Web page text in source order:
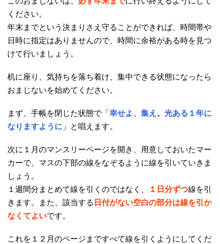
ください。
年末までという決まりさえ守ることができれば、時間帯や
日時に指定はありませんので、時間に余裕がある時を見つ
けて行いましょう。
机に座り、気持ちを落ち着け、集中できる状態になったら
おまじないを始めてください。
まず、手帳を閉じた状態で「 幸せよ、集え。光ある１年に
なりますように 」と唱えます。
次に１月のマンスリーページを開き、用意しておいたマー
カーで、マスの下部の線をなぞるように線を引いていきま
しょう。
１週間分まとめて線を引くのではなく、
１日分ずつ線を引
きます。また、該当する 日付がない空白の部分は線を引か
なくてよいです。
これを１２月のページまですべて線を引くようにしてくだ